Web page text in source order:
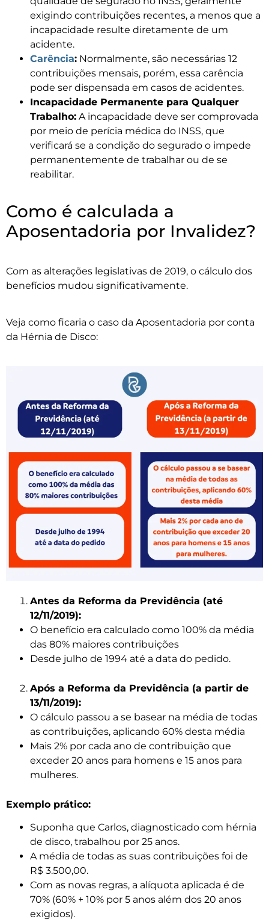
exigindo contribuições recentes, a menos que a
incapacidade resulte diretamente de um
acidente.
Carência: Normalmente, são necessárias 12
contribuições mensais, porém, essa carência
pode ser dispensada em casos de acidentes.
Incapacidade Permanente para Qualquer
Trabalho: A incapacidade deve ser comprovada
por meio de perícia médica do INSS, que
verificará se a condição do segurado o impede
permanentemente de trabalhar ou de se
reabilitar.
Como é calculada a
Aposentadoria por Invalidez?
Com as alterações legislativas de 2019, o cálculo dos
benefícios mudou significativamente.
Veja como ficaria o caso da Aposentadoria por conta
da Hérnia de Disco:
Antes da Reforma da Previdência (até
12/11/2019):
O benefício era calculado como 100% da média
das 80% maiores contribuições
Desde julho de 1994 até a data do pedido.
Após a Reforma da Previdência (a partir de
13/11/2019):
O cálculo passou a se basear na média de todas
as contribuições, aplicando 60% desta média
Mais 2% por cada ano de contribuição que
exceder 20 anos para homens e 15 anos para
mulheres.
Exemplo prático:
Suponha que Carlos, diagnosticado com hérnia
de disco, trabalhou por 25 anos.
A média de todas as suas contribuições foi de
R$ 3.500,00.
Com as novas regras, a alíquota aplicada é de
70% (60% + 10% por 5 anos além dos 20 anos
exigidos).